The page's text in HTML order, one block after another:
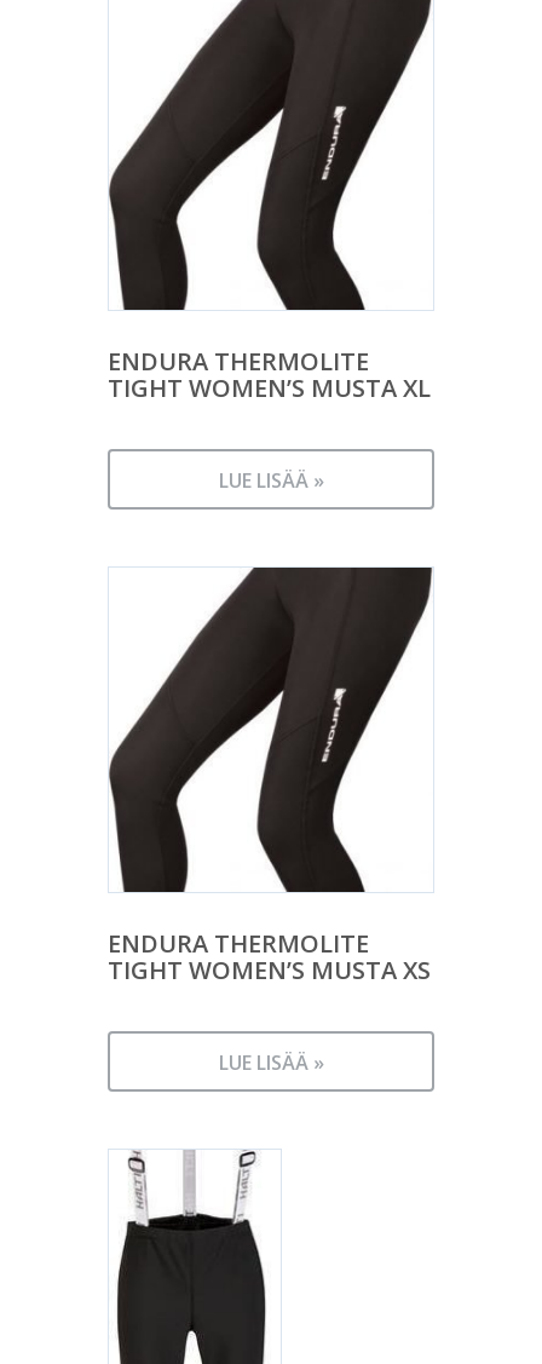
ENDURA THERMOLITE
TIGHT WOMEN’S MUSTA XL
LUE LISÄÄ »
ENDURA THERMOLITE
TIGHT WOMEN’S MUSTA XS
LUE LISÄÄ »